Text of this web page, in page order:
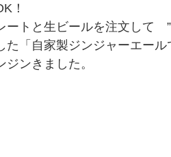
！
ートと生ビールを注文して
た「自家製ジンジャーエー
ジンきました。